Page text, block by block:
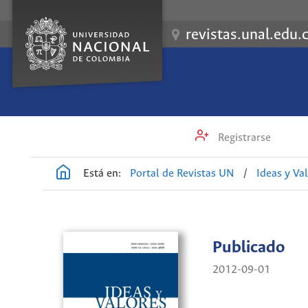
Registrarse
Está en: Portal de Revistas UN / Ideas y
Publicado
2012-09-01